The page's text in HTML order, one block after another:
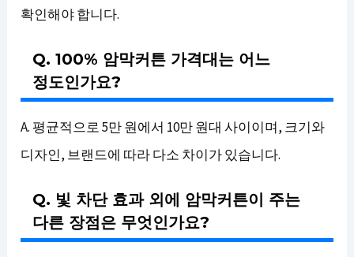
확인해야 합니다.
Q. 100% 암막커튼 가격대는 어느
정도인가요?
A. 평균적으로 5만 원에서 10만 원대 사이이며, 크기와
디자인, 브랜드에 따라 다소 차이가 있습니다.
Q. 빛 차단 효과 외에 암막커튼이 주는
다른 장점은 무엇인가요?